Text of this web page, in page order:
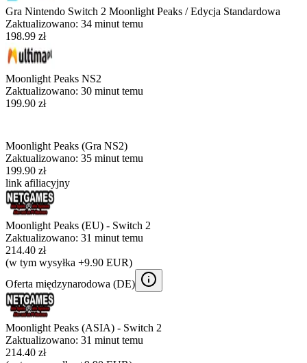
Gra Nintendo Switch 2 Moonlight Peaks / Edycja Standardowa
Zaktualizowano: 34 minut temu
198.99 zł
Moonlight Peaks NS2
Zaktualizowano: 30 minut temu
199.90 zł
Moonlight Peaks (Gra NS2)
Zaktualizowano: 35 minut temu
199.90 zł
link afiliacyjny
Moonlight Peaks (EU) - Switch 2
Zaktualizowano: 31 minut temu
214.40 zł
(w tym wysyłka +9.90 EUR)
Oferta międzynarodowa (DE)
Moonlight Peaks (ASIA) - Switch 2
Zaktualizowano: 31 minut temu
214.40 zł